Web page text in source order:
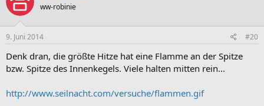
ww-robinie
9. Juni 2014 #20
Denk dran, die größte Hitze hat eine Flamme an der Spitze
bzw. Spitze des Innenkegels. Viele halten mitten rein...
http://www.seilnacht.com/versuche/flammen.gif